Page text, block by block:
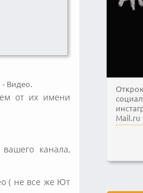
Видео.
от их имени
канала,
( не все же Ют
Mail.ru